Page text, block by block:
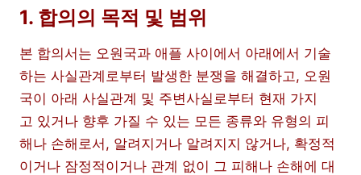
1. 합의의 목적 및 범위
본 합의서는 오원국과 애플 사이에서 아래에서 기술
하는 사실관계로부터 발생한 분쟁을 해결하고, 오원
국이 아래 사실관계 및 주변사실로부터 현재 가지
고 있거나 향후 가질 수 있는 모든 종류와 유형의 피
해나 손해로서, 알려지거나 알려지지 않거나, 확정적
이거나 잠정적이거나 관계 없이 그 피해나 손해에 대